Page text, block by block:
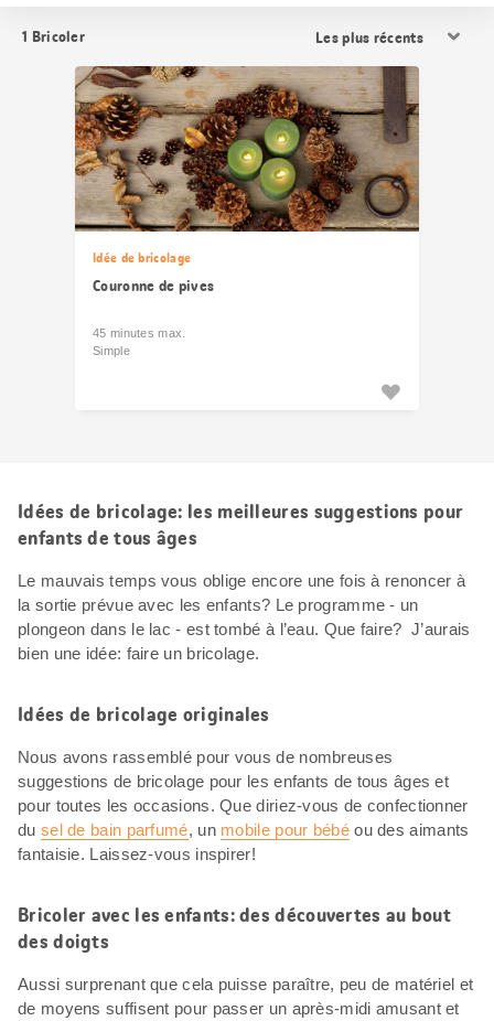
1 Bricoler
les
résultats
Idée de bricolage
Couronne de pives
45 minutes max.
Simple
Idées de bricolage: les meilleures suggestions pour
enfants de tous âges
Le mauvais temps vous oblige encore une fois à renoncer à
la sortie prévue avec les enfants? Le programme - un
plongeon dans le lac - est tombé à l’eau. Que faire? J’aurais
bien une idée: faire un bricolage.
Idées de bricolage originales
Nous avons rassemblé pour vous de nombreuses
suggestions de bricolage pour les enfants de tous âges et
pour toutes les occasions. Que diriez-vous de confectionner
du sel de bain parfumé, un mobile pour bébéou des aimants
fantaisie. Laissez-vous inspirer!
Bricoler avec les enfants: des découvertes au bout
des doigts
Aussi surprenant que cela puisse paraître, peu de matériel et
de moyens suffisent pour passer un après-midi amusant et